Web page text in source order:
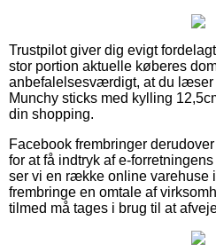
Trustpilot giver dig evigt
stor portion aktuelle køberes
anbefalelsesværdigt, at du læser
Munchy sticks med kylling
din shopping.
Facebook frembringer
for at få indtryk af e-
ser vi en række online varehuse
frembringe en omtale af
tilmed må tages i brug til at